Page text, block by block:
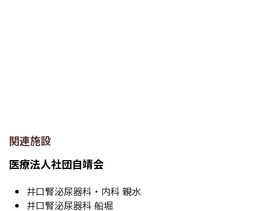
関連施設
医療法人社団自靖会
井口腎泌尿器科・内科 親水
井口腎泌尿器科 船堀